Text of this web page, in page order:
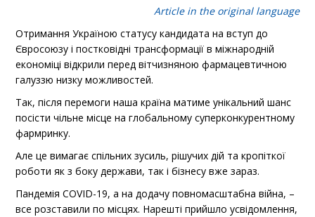
Article in the original language
Отримання Україною статусу кандидата на вступ до
Євросоюзу і постковідні трансформації в міжнародній
економіці відкрили перед вітчизняною фармацевтичною
галуззю низку можливостей.
Так, після перемоги наша країна матиме унікальний шанс
посісти чільне місце на глобальному суперконкурентному
фармринку.
Але це вимагає спільних зусиль, рішучих дій та кропіткої
роботи як з боку держави, так і бізнесу вже зараз.
Пандемія COVID-19, а на додачу повномасштабна війна, –
все розставили по місцях. Нарешті прийшло усвідомлення,